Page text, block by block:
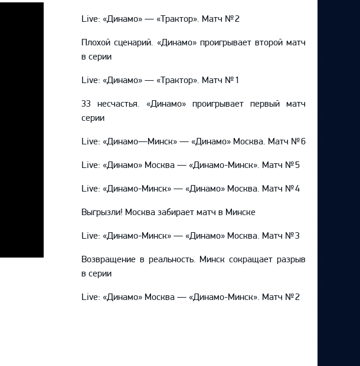
Live: «Динамо» — «Трактор». Матч № 2
Плохой сценарий. «Динамо» проигрывает второй матч
в серии
Live: «Динамо» — «Трактор». Матч № 1
33 несчастья. «Динамо» проигрывает первый матч
серии
Live: «Динамо—Минск» — «Динамо» Москва. Матч № 6
Live: «Динамо» Москва — «Динамо-Минск». Матч № 5
Live: «Динамо-Минск» — «Динамо» Москва. Матч № 4
Выгрызли! Москва забирает матч в Минске
Live: «Динамо-Минск» — «Динамо» Москва. Матч № 3
Возвращение в реальность. Минск сокращает разрыв
в серии
Live: «Динамо» Москва — «Динамо-Минск». Матч № 2